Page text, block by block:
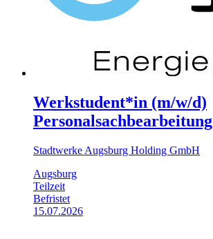
Werkstudent*in (m/w/d)
Personalsachbearbeitung
Stadtwerke Augsburg Holding GmbH
Augsburg
Teilzeit
Befristet
15.07.2026